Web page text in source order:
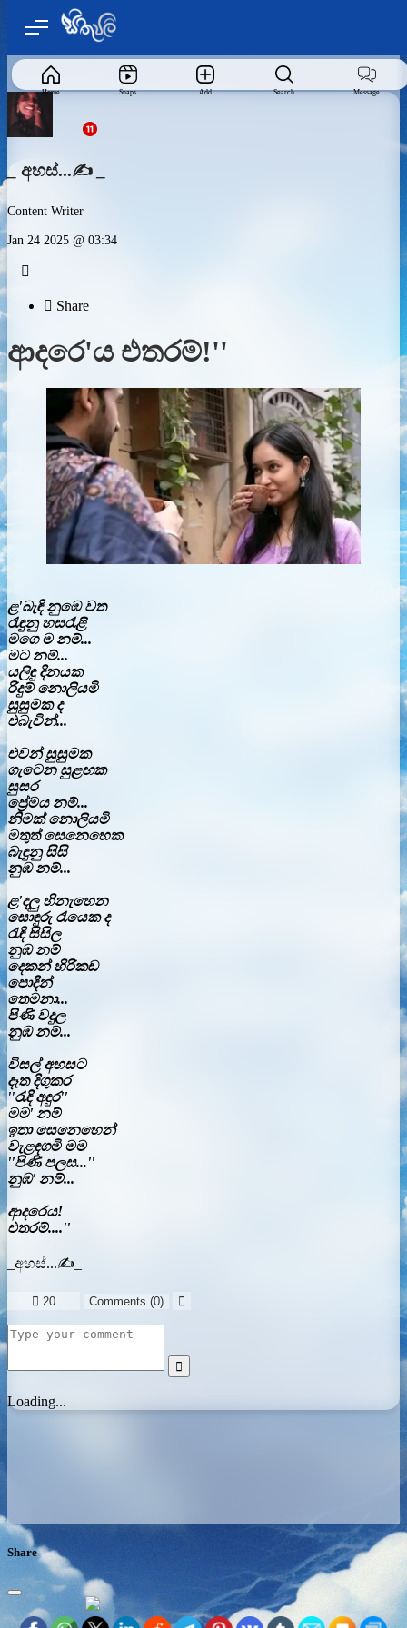
Home Snaps Add Search Message
_ අහස්...✍️ _
Content Writer
Jan 24 2025 @ 03:34

 Share
ආදරෙ'ය එතරම්!''
ළ'බැඳි නුඹෙ වත
රැඳුනු හසරැළි
මගෙ ම නම්...
මට නම්...
යලිඳු දිනයක
රිදුම් නොලියමි
සුසුමක ද
එබැවින්...
එවන් සුසුමක
ගැටෙන සුළඟක
සුසර
ප්‍රේමය නම්...
නිමක් නොලියමි
මතුත් සෙනෙහෙක
බැඳුනු සිසි
නුඹ නම්...
ළ'දලු හිනැහෙන
සොඳුරු රැයෙක ද
රැඳි සිසිල
නුඹ නම්
දෙකන් හිරිකඩ
පොදින්
තෙමනා...
පිණි වදුල
නුඹ නම්...
විසල් අහසට
දෑත දිගුකර
''රැඳි අඳුර''
මම' නම්
ඉතා සෙනෙහෙන්
වැළඳගමි මම
''පිණි පලස...''
නුඹ' නම්...
ආදරෙය!
එතරම්....''
_අහස්...✍️_
 20 Comments (0) 

Loading...
Share